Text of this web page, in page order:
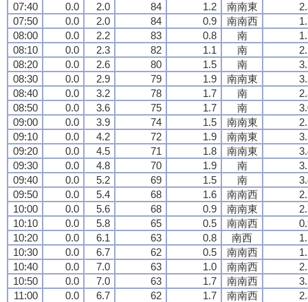
07:40
0.0 2.0 84 1.2 南南東
07:50
0.0 2.0 84 0.9 南南西
08:00
0.0 2.2 83 0.8 南
08:10
0.0 2.3 82 1.1 南
08:20
0.0 2.6 80 1.5 南
08:30
0.0 2.9 79 1.9 南南東
08:40
0.0 3.2 78 1.7 南
08:50
0.0 3.6 75 1.7 南
09:00
0.0 3.9 74 1.5 南南東
09:10
0.0 4.2 72 1.9 南南東
09:20
0.0 4.5 71 1.8 南南東
09:30
0.0 4.8 70 1.9 南
09:40
0.0 5.2 69 1.5 南
09:50
0.0 5.4 68 1.6 南南西
10:00
0.0 5.6 68 0.9 南南東
10:10
0.0 5.8 65 0.5 南南西
10:20
0.0 6.1 63 0.8 南西
10:30
0.0 6.7 62 0.5 南南西
10:40
0.0 7.0 63 1.0 南南西
10:50
0.0 7.0 63 1.7 南南西
11:00
0.0 6.7 62 1.7 南南西